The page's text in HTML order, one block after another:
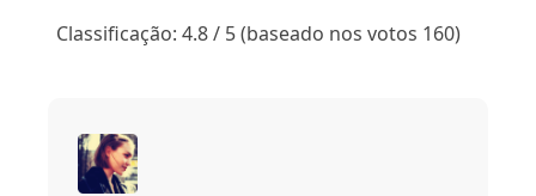
Classificação: 4.8 / 5 (baseado nos votos 160)